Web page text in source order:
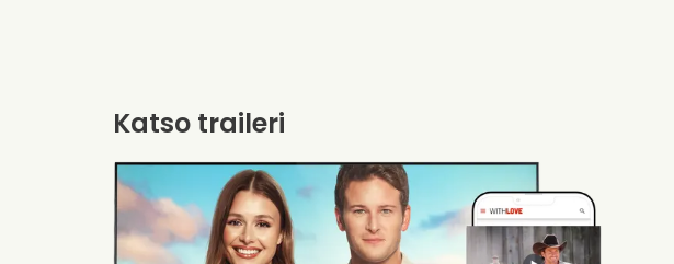
Katso traileri